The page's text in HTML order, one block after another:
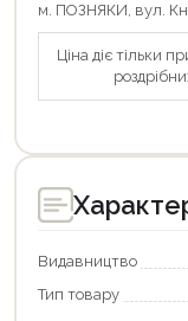
м. ПОЗНЯКИ, вул.
Ціна діє тільки
Видавництво
Тип товару